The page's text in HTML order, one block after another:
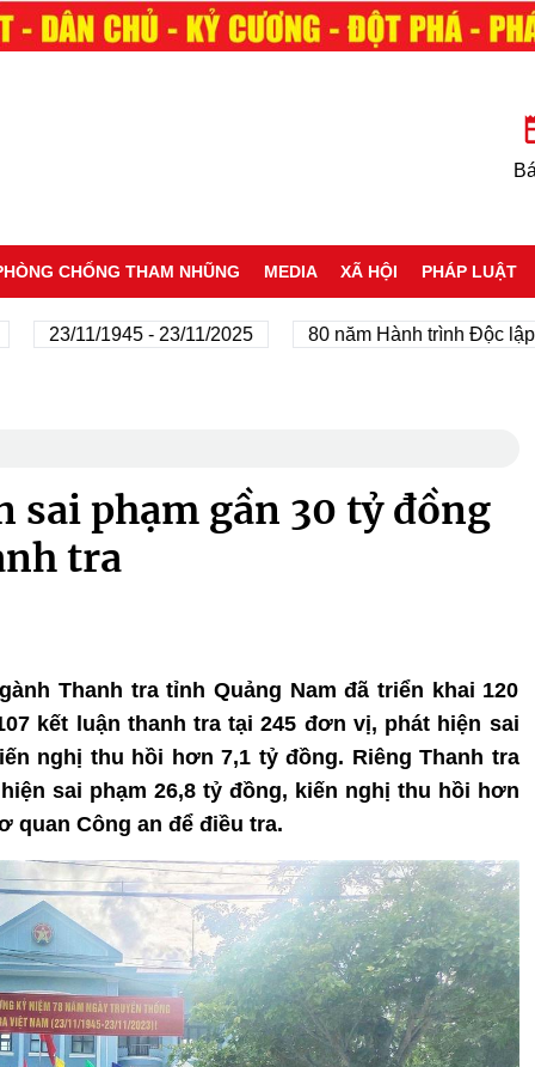
CHỐNG THAM NHŨNG MEDIA XÃ HỘI PHÁP LUẬT
11/1945 - 23/11/2025 80 năm Hành trình Độc lập - Tự
sai phạm gần 30 tỷ đồng
tra
Thanh tra tỉnh Quảng Nam đã triển khai 120
kết luận thanh tra tại 245 đơn vị, phát hiện sai
nghị thu hồi hơn 7,1 tỷ đồng. Riêng Thanh tra
sai phạm 26,8 tỷ đồng, kiến nghị thu hồi hơn
quan Công an để điều tra.